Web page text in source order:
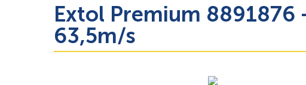
Extol Premium 8891876
63,5m/s